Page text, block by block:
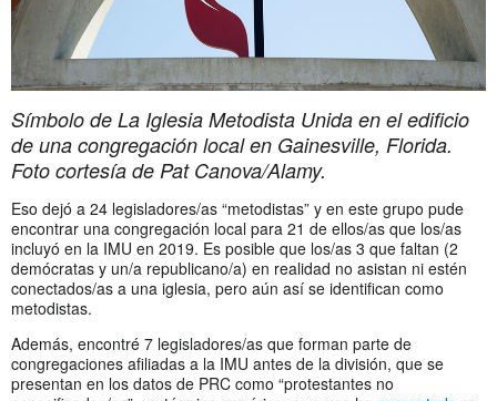
Símbolo de La Iglesia Metodista Unida en el edificio
de una congregación local en Gainesville, Florida.
Foto cortesía de Pat Canova/Alamy.
Eso dejó a 24 legisladores/as “metodistas” y en este grupo pude
encontrar una congregación local para 21 de ellos/as que los/as
incluyó en la IMU en 2019. Es posible que los/as 3 que faltan (2
demócratas y un/a republicano/a) en realidad no asistan ni estén
conectados/as a una iglesia, pero aún así se identifican como
metodistas.
Además, encontré 7 legisladores/as que forman parte de
congregaciones afiliadas a la IMU antes de la división, que se
presentan en los datos de PRC como “protestantes no